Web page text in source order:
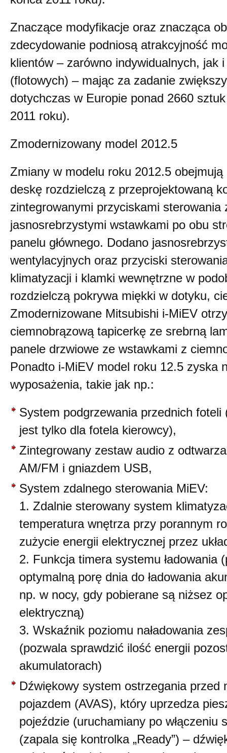
Znaczące modyfikacje oraz znacząca
zdecydowanie podniosą atrakcyjność
klientów – zarówno indywidualnych, jak
(flotowych) – mając za zadanie
dotychczas w Europie ponad 2660
2011 roku).
Zmodernizowany model 2012.5
Zmiany w modelu roku 2012.5
deskę rozdzielczą z przeprojektowaną
zintegrowanymi przyciskami sterowania
jasnosrebrzystymi wstawkami po obu
panelu głównego. Dodano
wentylacyjnych oraz przyciski
klimatyzacji i klamki wewnętrzne w
rozdzielczą pokrywa miękki w dotyku,
Zmodernizowane Mitsubishi i-MiEV
ciemnobrązową tapicerkę ze srebrną
panele drzwiowe ze wstawkami z
Ponadto i-MiEV model roku 12.5 zyska
wyposażenia, takie jak np.:
System podgrzewania przednich foteli
jest tylko dla fotela kierowcy),
Zintegrowany zestaw audio z
AM/FM i gniazdem USB,
System zdalnego sterowania MiEV:
1. Zdalnie sterowany system
temperatura wnętrza przy porannym
zużycie energii elektrycznej przez
2. Funkcja timera systemu ładowania
optymalną porę dnia do ładowania
np. w nocy, gdy pobierane są niżsez
elektryczną)
3. Wskaźnik poziomu naładowania
(pozwala sprawdzić ilość energii
akumulatorach)
Dźwiękowy system ostrzegania przed
pojazdem (AVAS), który uprzedza
pojeździe (uruchamiany po włączeniu
(zapala się kontrolka „Ready”) –